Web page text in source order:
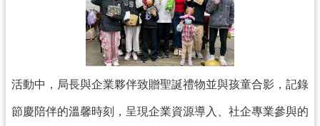
活動中，局長與企業夥伴致贈聖誕禮物並與孩童合影，記錄
節慶陪伴的溫馨時刻，呈現企業資源導入、社企專業參與的